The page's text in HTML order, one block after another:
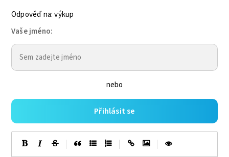
Odpověď na: výkup
Vaše jméno:
nebo
Přihlásit se